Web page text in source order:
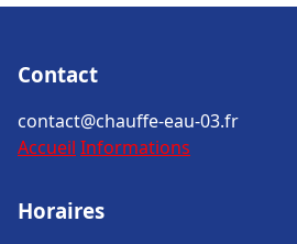
Contact
contact@chauffe-eau-03.fr
Accueil Informations
Horaires